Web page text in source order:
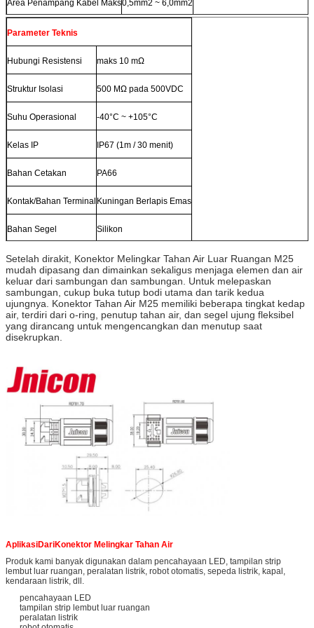
Area Penampang Kabel Maks0,5mm2 ~ 6,0mm2
Parameter Teknis
Hubungi Resistensi maks 10 mΩ
Struktur Isolasi 500 MΩ pada 500VDC
Suhu Operasional -40°C ~ +105°C
Kelas IP IP67 (1m / 30 menit)
Bahan Cetakan PA66
Kontak/Bahan Terminal Kuningan Berlapis Emas
Bahan Segel Silikon
Setelah dirakit, Konektor Melingkar Tahan Air Luar Ruangan M25
mudah dipasang dan dimainkan sekaligus menjaga elemen dan air
keluar dari sambungan dan sambungan. Untuk melepaskan
sambungan, cukup buka tutup bodi utama dan tarik kedua
ujungnya. Konektor Tahan Air M25 memiliki beberapa tingkat kedap
air, terdiri dari o-ring, penutup tahan air, dan segel ujung fleksibel
yang dirancang untuk mengencangkan dan menutup saat
disekrupkan.
AplikasiDariKonektor Melingkar Tahan Air
Produk kami banyak digunakan dalam pencahayaan LED, tampilan strip
lembut luar ruangan, peralatan listrik, robot otomatis, sepeda listrik, kapal,
kendaraan listrik, dll.
pencahayaan LED
tampilan strip lembut luar ruangan
peralatan listrik